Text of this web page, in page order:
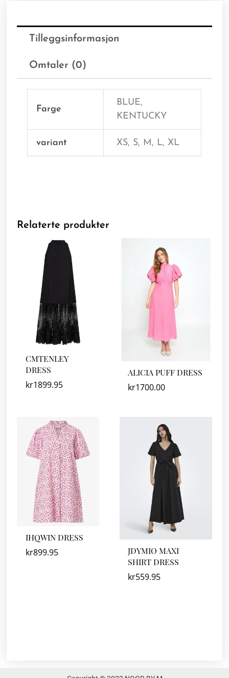
Tilleggsinformasjon
Omtaler (0)
Farge
BLUE,
KENTUCKY
variant XS, S, M, L, XL
Relaterte produkter
CMTENLEY
DRESS
kr1899.95
ALICIA PUFF DRESS
kr1700.00
IHQWIN DRESS
kr899.95
JDYMIO MAXI
SHIRT DRESS
kr559.95